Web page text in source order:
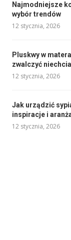
Najmodniejsze
wybór trendów
12 stycznia, 2026
Pluskwy w
zwalczyć
12 stycznia, 2026
Jak urządzić
inspiracje i
12 stycznia, 2026